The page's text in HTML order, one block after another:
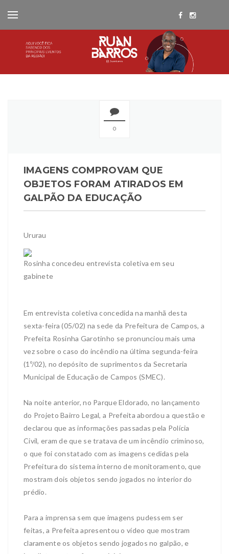
0
IMAGENS COMPROVAM QUE
OBJETOS FORAM ATIRADOS EM
GALPÃO DA EDUCAÇÃO
Ururau
Rosinha concedeu entrevista coletiva em seu
gabinete
Em entrevista coletiva concedida na manhã desta
sexta-feira (05/02) na sede da Prefeitura de Campos, a
Prefeita Rosinha Garotinho se pronunciou mais uma
vez sobre o caso do incêndio na última segunda-feira
(1º/02), no depósito de suprimentos da Secretaria
Municipal de Educação de Campos (SMEC).
Na noite anterior, no Parque Eldorado, no lançamento
do Projeto Bairro Legal, a Prefeita abordou a questão e
declarou que as informações passadas pela Polícia
Civil, eram de que se tratava de um incêndio criminoso,
o que foi constatado com as imagens cedidas pela
Prefeitura do sistema interno de monitoramento, que
mostram dois objetos sendo jogados no interior do
prédio.
Para a imprensa sem que imagens pudessem ser
feitas, a Prefeita apresentou o vídeo que mostram
claramente os objetos sendo jogados no galpão, e